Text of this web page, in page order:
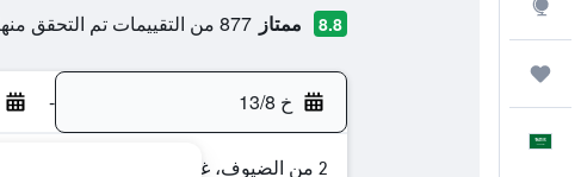
8.8 ممتاز 877 من التقييمات تم التحقق منها
خ 13/8 -
2 من الضيوف، غرفة واحدة